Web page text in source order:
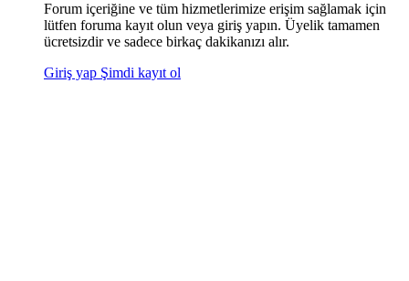
Forum içeriğine ve tüm hizmetlerimize erişim sağlamak için
lütfen foruma kayıt olun veya giriş yapın. Üyelik tamamen
ücretsizdir ve sadece birkaç dakikanızı alır.
Giriş yap Şimdi kayıt ol